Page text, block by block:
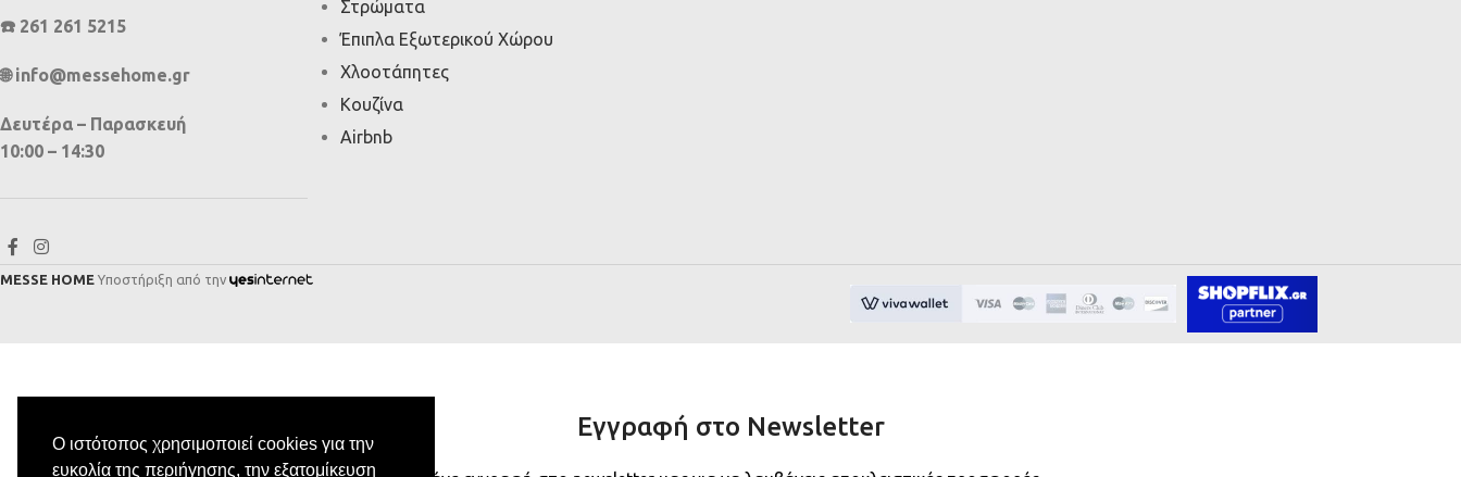
Ο ιστότοπος χρησιμοποιεί cookies για την
ευκολία της περιήγησης, την εξατομίκευση
☎️ 261 261 5215
🌐 info@messehome.gr
Δευτέρα – Παρασκευή
10:00 – 14:30
Στρώματα
Έπιπλα Εξωτερικού Χώρου
Χλοοτάπητες
Κουζίνα
Airbnb
MESSE HOME Υποστήριξη από την
Εγγραφή στο Newsletter